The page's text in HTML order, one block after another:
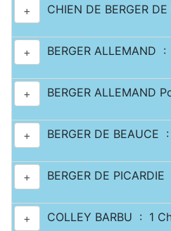
+ CHIEN DE BERGER
+ BERGER ALLEMAND
+ BERGER ALLEMAND
+ BERGER DE BEAUCE
+ BERGER DE
+ COLLEY BARBU : 1